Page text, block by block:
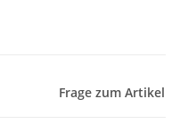
Frage zum Artikel